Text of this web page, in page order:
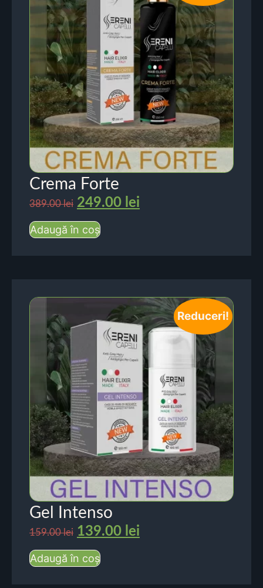
Crema Forte
389.00lei 249.00 lei
Adaugă în coș
Reduceri!
Gel Intenso
159.00lei 139.00 lei
Adaugă în coș